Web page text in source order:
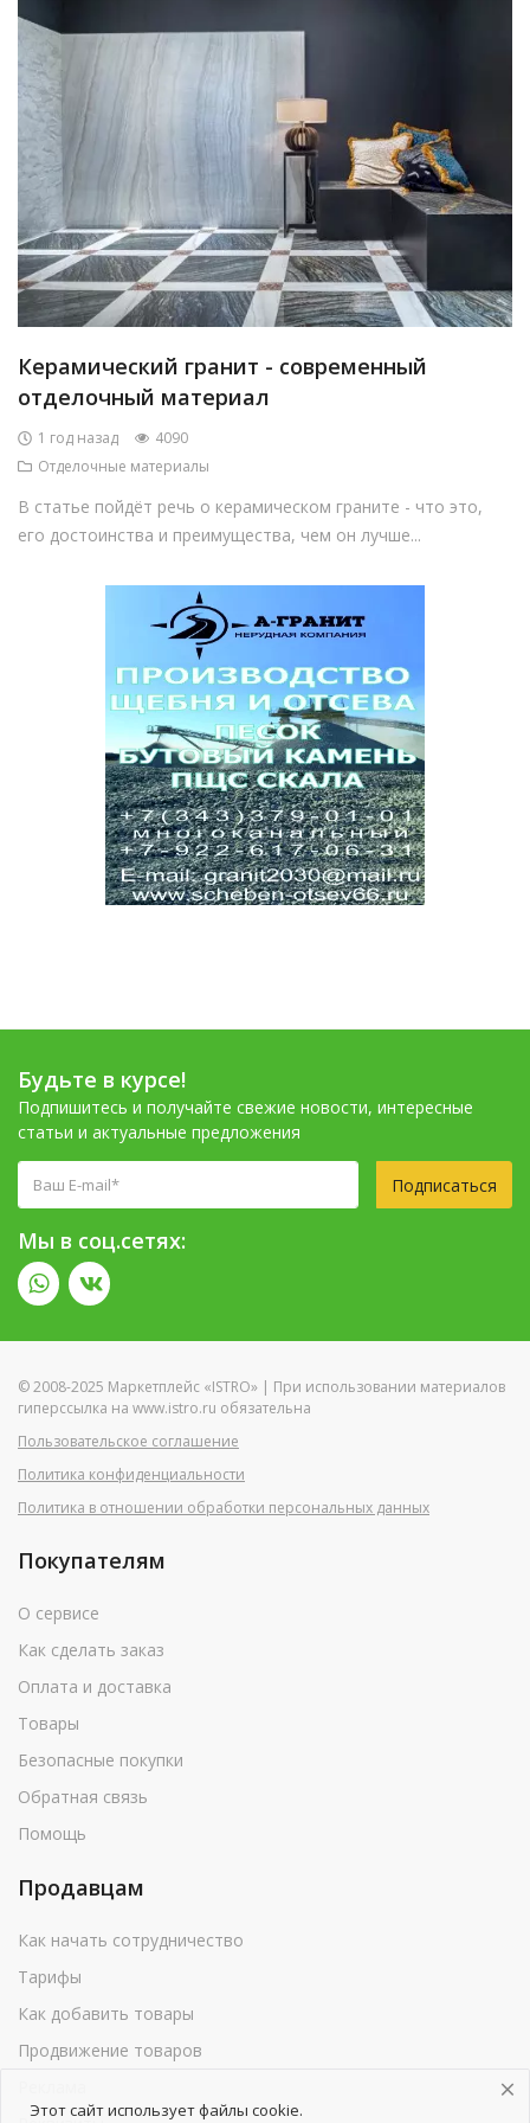
Керамический гранит - современный
отделочный материал
1 год назад
4090
Отделочные материалы
В статье пойдёт речь о керамическом граните - что это,
его достоинства и преимущества, чем он лучше...
Будьте в курсе!
Подпишитесь и получайте свежие новости, интересные
статьи и актуальные предложения
Подписаться
Мы в соц.сетях:
© 2008-2025 Маркетплейс «ISTRO» | При использовании материалов
гиперссылка на www.istro.ru обязательна
Пользовательское соглашение
Политика конфиденциальности
Политика в отношении обработки персональных данных
Покупателям
О сервисе
Как сделать заказ
Оплата и доставка
Товары
Безопасные покупки
Обратная связь
Помощь
Продавцам
Как начать сотрудничество
Тарифы
Как добавить товары
Продвижение товаров
Этот сайт использует файлы cookie.